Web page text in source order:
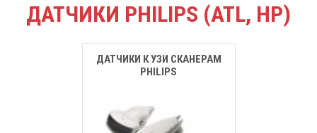
ДАТЧИКИ PHILIPS (ATL, HP)
ДАТЧИКИ К УЗИ СКАНЕРАМ
PHILIPS